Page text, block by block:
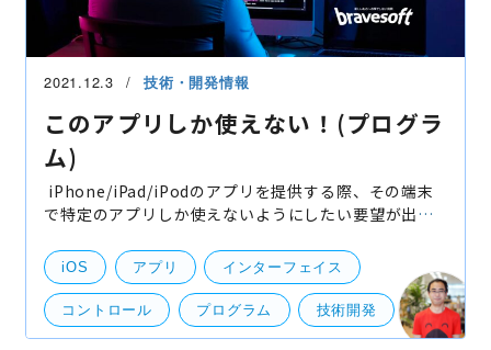
2021.12.3 技術・開発情報
このアプリしか使えない！(プログラ
ム)
iPhone/iPad/iPodのアプリを提供する際、その端末
で特定のアプリしか使えないようにしたい要望が出て
文を受付する アンケートを収集する 個人端末
iOS アプリ インターフェイス
コントロール プログラム 技術開発